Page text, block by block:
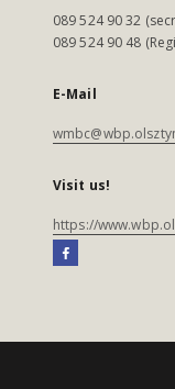
089 524 90 32
089 524 90 48
E-Mail
Visit us!
https://